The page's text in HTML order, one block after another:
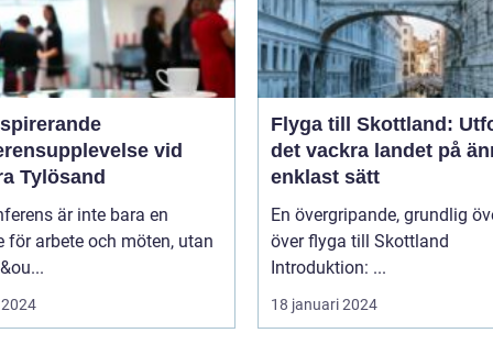
vid
Tylösand
är inte bara en
för arbete och möten, utan
Flyga till Skottland:
det vackra landet på
enklast sätt
En övergripande, grundlig
över flyga till Skottland
Introduktion: ...
18 januari 2024